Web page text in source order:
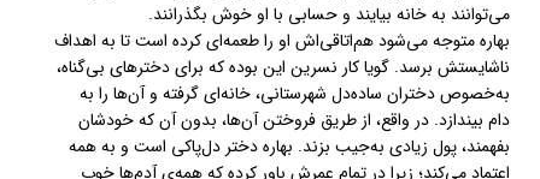
می‌توانند به خانه بیایند و حسابی با او خوش بگذرانند.
بهاره متوجه می‌شود هم‌اتاقی‌اش او را طعمه‌ای کرده است تا به اهداف
ناشایستش برسد. گویا کار نسرین این بوده که برای دخترهای بی‌گناه،
به‌خصوص دختران ساده‌دل شهرستانی، خانه‌ای گرفته و آن‌ها را به
دام بیندازد. در واقع، از طریق فروختن آن‌ها، بدون آن‌ که خودشان
بفهمند، پول زیادی به‌جیب‌ بزند. بهاره دختر دل‌پاکی است و به همه
اعتماد می‌کند؛ زیرا در تمام عمرش باور کرده که همه‌ی آدم‌ها خوب